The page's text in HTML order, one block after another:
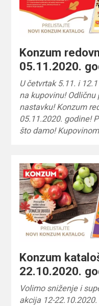
Konzum
05.11.2020.
U četvrtak 5.11. i
na kupovinu!
nastavku! Konzum
05.11.2020. godine!
što damo!
Konzum
22.10.2020.
Volimo sniženje i
akcija 12-